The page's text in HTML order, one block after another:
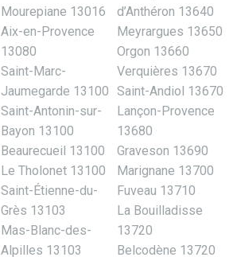
Mourepiane 13016
Aix-en-Provence
13080
Saint-Marc-
Jaumegarde 13100
Saint-Antonin-sur-
Bayon 13100
Beaurecueil 13100
Le Tholonet 13100
Saint-Étienne-du-
Grès 13103
Mas-Blanc-des-
Alpilles 13103
d’Anthéron 13640
Meyrargues 13650
Orgon 13660
Verquières 13670
Saint-Andiol 13670
Lançon-Provence
13680
Graveson 13690
Marignane 13700
Fuveau 13710
La Bouilladisse
13720
Belcodène 13720